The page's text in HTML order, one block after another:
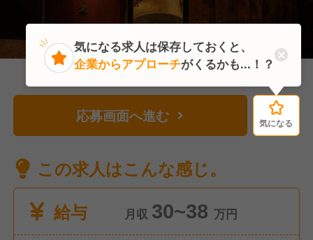
応募画面へ進む 気になる
この求人はこんな感じ。
給与
月収 30~38 万円
気になる
気になる求人は保存しておくと、
企業からアプローチがくるかも...！？